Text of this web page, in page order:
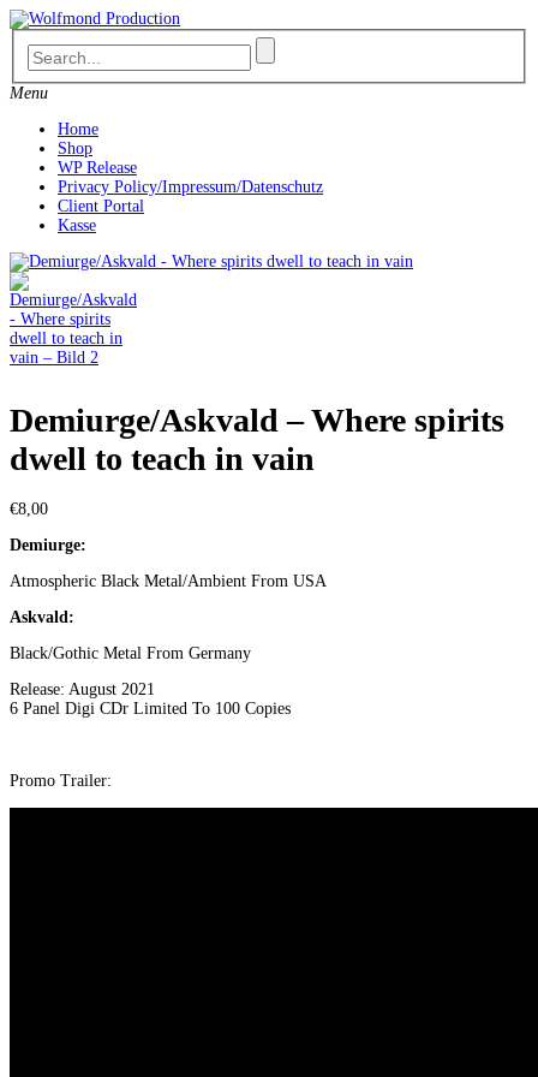
Skip
to
content
Menu
Home
Shop
WP Release
Privacy Policy/Impressum/Datenschutz
Client Portal
Kasse
Demiurge/Askvald – Where spirits
dwell to teach in vain
€8,00
Demiurge:
Atmospheric Black Metal/Ambient From USA
Askvald:
Black/Gothic Metal From Germany
Release: August 2021
6 Panel Digi CDr Limited To 100 Copies
Promo Trailer: